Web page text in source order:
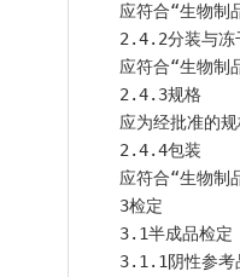
应符合“生物
2.4.2分装与
应符合“生
    2.4.3规格
应为经批准的规
    2.4.4包装
应符合“生物
    3检定
    3.1半成品检定
3.1.1阴性参